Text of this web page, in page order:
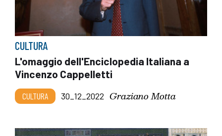
CULTURA
L'omaggio dell'Enciclopedia Italiana a
Vincenzo Cappelletti
CULTURA 30_12_2022 Graziano Motta